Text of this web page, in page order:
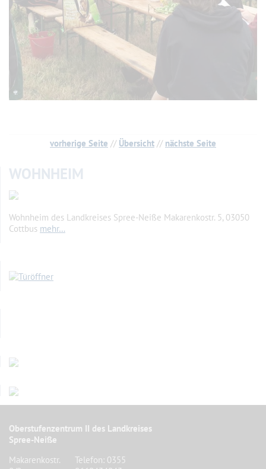
vorherige Seite // Übersicht // nächste Seite
WOHNHEIM
Wohnheim des Landkreises Spree-Neiße Makarenkostr. 5, 03050
Cottbus mehr…
Oberstufenzentrum II des Landkreises
Spree-Neiße
Makarenkostr.
Telefon: 0355